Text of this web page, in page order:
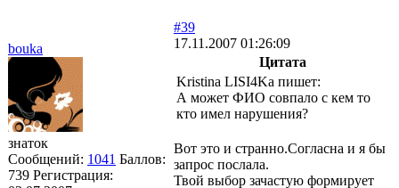
bouka
знаток
Сообщений: 1041 Баллов:
739 Регистрация:
#39
17.11.2007 01:26:09
Цитата
Kristina LISI4Ka пишет:
А может ФИО совпало с кем то
кто имел нарушения?
Вот это и странно.Согласна и я бы
запрос послала.
Твой выбор зачастую формирует